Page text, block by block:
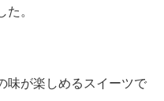
。
味が楽しめるスイーツで